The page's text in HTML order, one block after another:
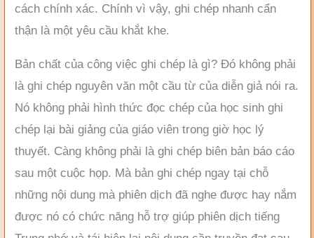
cách chính xác. Chính vì vậy, ghi chép nhanh cẩn
thận là một yêu cầu khắt khe.
Bản chất của công việc ghi chép là gì? Đó không phải
là ghi chép nguyên văn một cầu từ của diễn giả nói ra.
Nó không phải hình thức đọc chép của học sinh ghi
chép lại bài giảng của giáo viên trong giờ học lý
thuyết. Càng không phải là ghi chép biên bản báo cáo
sau một cuộc họp. Mà bản ghi chép ngay tại chỗ
những nội dung mà phiên dịch đã nghe được hay nắm
được nó có chức năng hỗ trợ giúp phiên dịch tiếng